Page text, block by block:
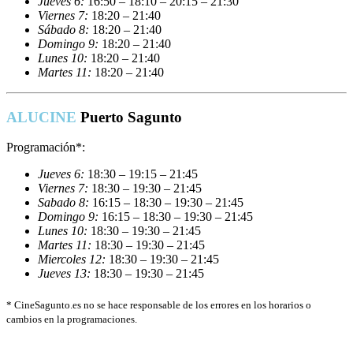
Viernes 7: 18:20 – 21:40
Sábado 8: 18:20 – 21:40
Domingo 9: 18:20 – 21:40
Lunes 10: 18:20 – 21:40
Martes 11: 18:20 – 21:40
ALUCINE Puerto Sagunto
Programación*:
Jueves 6: 18:30 – 19:15 – 21:45
Viernes 7: 18:30 – 19:30 – 21:45
Sabado 8: 16:15 – 18:30 – 19:30 – 21:45
Domingo 9: 16:15 – 18:30 – 19:30 – 21:45
Lunes 10: 18:30 – 19:30 – 21:45
Martes 11: 18:30 – 19:30 – 21:45
Miercoles 12: 18:30 – 19:30 – 21:45
Jueves 13: 18:30 – 19:30 – 21:45
* CineSagunto.es no se hace responsable de los errores en los horarios o
cambios en la programaciones.